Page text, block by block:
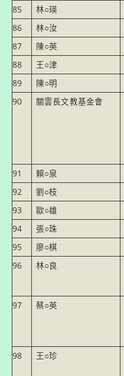
85
林○瑛
86
林○汝
87
陳○英
88
王○津
89
陳○明
90
關雲長文教基金會
91
賴○泉
92
劉○枝
93
歐○雄
94
張○珠
95
廖○棋
96
林○良
97
蔡○英
98
王○珍